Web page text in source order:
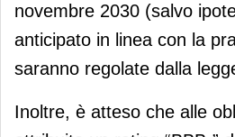
novembre 2030 (salvo
anticipato in linea con la
saranno regolate dalla
Inoltre, è atteso che alle